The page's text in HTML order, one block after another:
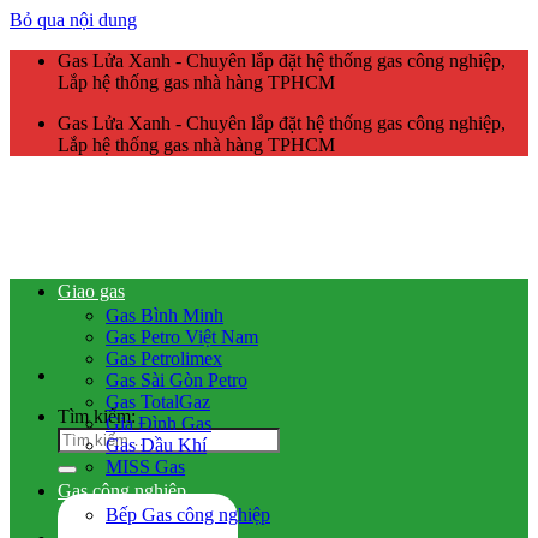
Bỏ qua nội dung
Gas Lửa Xanh - Chuyên lắp đặt hệ thống gas công nghiệp,
Lắp hệ thống gas nhà hàng TPHCM
Gas Lửa Xanh - Chuyên lắp đặt hệ thống gas công nghiệp,
Lắp hệ thống gas nhà hàng TPHCM
Tìm kiếm:
Giao gas
Gas Bình Minh
Gas Petro Việt Nam
Gas Petrolimex
Gas Sài Gòn Petro
Gas TotalGaz
Gia Đình Gas
Gas Dầu Khí
MISS Gas
Gas công nghiệp
Bếp Gas công nghiệp